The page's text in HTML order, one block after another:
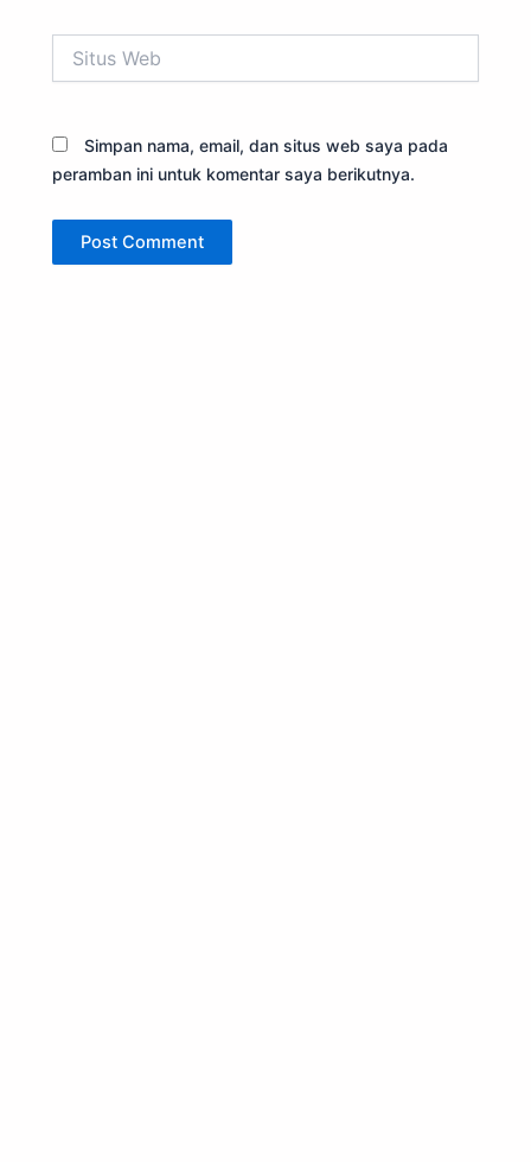
Web
Simpan nama, email, dan situs web saya pada
peramban ini untuk komentar saya berikutnya.